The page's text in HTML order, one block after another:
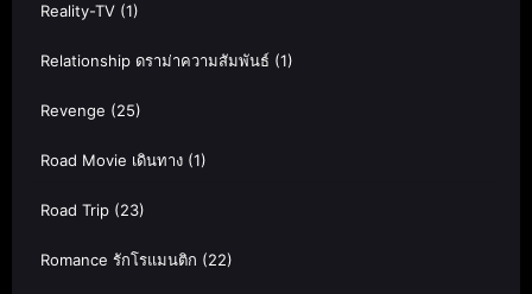
Reality-TV (1)
Relationship ดราม่าความสัมพันธ์ (1)
Revenge (25)
Road Movie เดินทาง (1)
Road Trip (23)
Romance รักโรแมนติก (22)